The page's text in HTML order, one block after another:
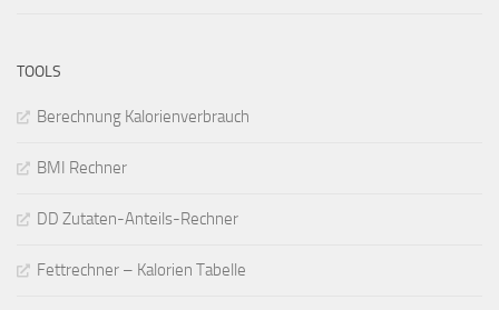
TOOLS
Berechnung Kalorienverbrauch
BMI Rechner
DD Zutaten-Anteils-Rechner
Fettrechner – Kalorien Tabelle